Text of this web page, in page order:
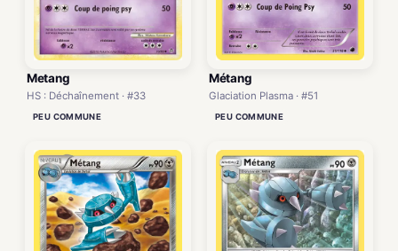
Metang
HS : Déchaînement · #33
PEU COMMUNE
Métang
Glaciation Plasma · #51
PEU COMMUNE